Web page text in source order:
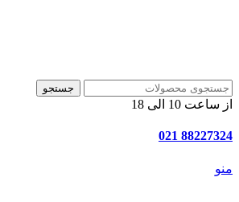
جستجو
از ساعت 10 الی 18
88227324 021
منو